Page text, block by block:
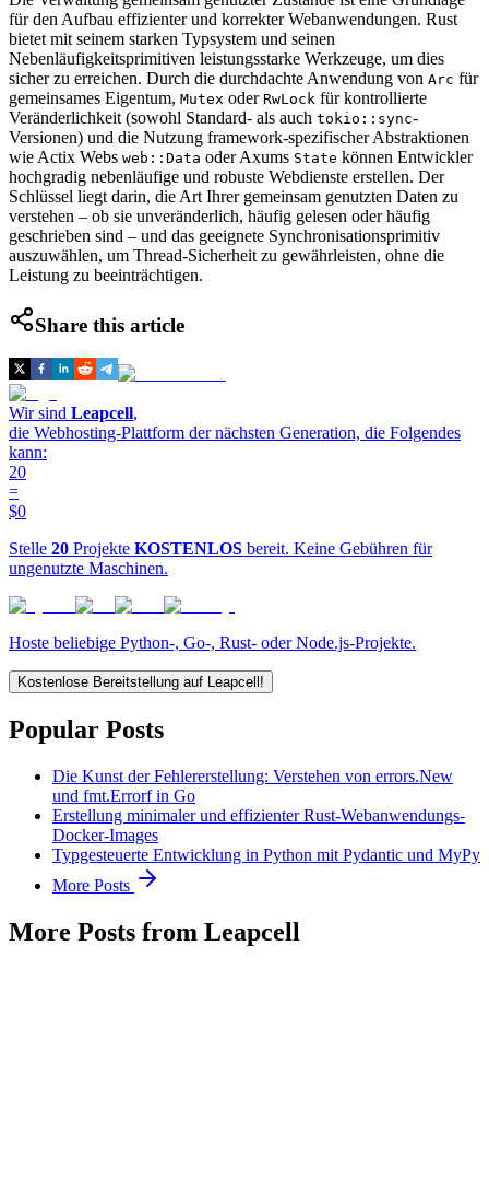
für den Aufbau effizienter und korrekter Webanwendungen. Rust
bietet mit seinem starken Typsystem und seinen
Nebenläufigkeitsprimitiven leistungsstarke Werkzeuge, um dies
sicher zu erreichen. Durch die durchdachte Anwendung von Arc für
gemeinsames Eigentum, Mutex oder RwLock für kontrollierte
Veränderlichkeit (sowohl Standard- als auch tokio::sync-
Versionen) und die Nutzung framework-spezifischer Abstraktionen
wie Actix Webs web::Data oder Axums State können Entwickler
hochgradig nebenläufige und robuste Webdienste erstellen. Der
Schlüssel liegt darin, die Art Ihrer gemeinsam genutzten Daten zu
verstehen – ob sie unveränderlich, häufig gelesen oder häufig
geschrieben sind – und das geeignete Synchronisationsprimitiv
auszuwählen, um Thread-Sicherheit zu gewährleisten, ohne die
Leistung zu beeinträchtigen.
Share this article
Wir sind Leapcell,
die Webhosting-Plattform der nächsten Generation, die Folgendes
kann:
20
=
$0
Stelle 20 Projekte KOSTENLOS bereit. Keine Gebühren für
ungenutzte Maschinen.
Hoste beliebige Python-, Go-, Rust- oder Node.js-Projekte.
Kostenlose Bereitstellung auf Leapcell!
Popular Posts
Die Kunst der Fehlererstellung: Verstehen von errors.New
und fmt.Errorf in Go
Erstellung minimaler und effizienter Rust-Webanwendungs-
Docker-Images
Typgesteuerte Entwicklung in Python mit Pydantic und MyPy
More Posts
More Posts from Leapcell